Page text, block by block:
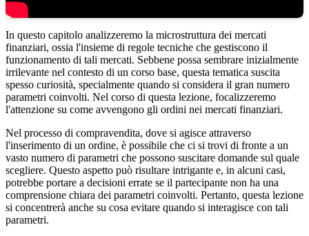
In questo capitolo analizzeremo la microstruttura dei mercati
finanziari, ossia l'insieme di regole tecniche che gestiscono il
funzionamento di tali mercati. Sebbene possa sembrare inizialmente
irrilevante nel contesto di un corso base, questa tematica suscita
spesso curiosità, specialmente quando si considera il gran numero
parametri coinvolti. Nel corso di questa lezione, focalizzeremo
l'attenzione su come avvengono gli ordini nei mercati finanziari.
Nel processo di compravendita, dove si agisce attraverso
l'inserimento di un ordine, è possibile che ci si trovi di fronte a un
vasto numero di parametri che possono suscitare domande sul quale
scegliere. Questo aspetto può risultare intrigante e, in alcuni casi,
potrebbe portare a decisioni errate se il partecipante non ha una
comprensione chiara dei parametri coinvolti. Pertanto, questa lezione
si concentrerà anche su cosa evitare quando si interagisce con tali
parametri.